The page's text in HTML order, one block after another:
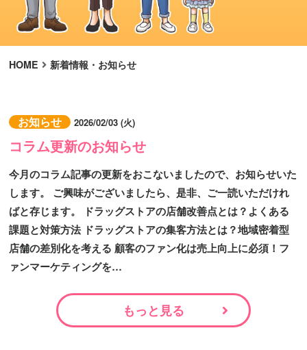
HOME 新着情報・お知らせ
お知らせ 2026/02/03 (火)
コラム更新のお知らせ
今月のコラム記事の更新をおこないましたので、お知らせいた
します。 ご興味がございましたら、是非、ご一読いただけれ
ばと存じます。 ドラッグストアの店舗改善点とは？よくある
課題と対策方法 ドラッグストアの集客方法とは？地域密着型
店舗の差別化を考える 顧客のファン化は売上向上に必須！フ
ァンマーケティングを…
もっと見る